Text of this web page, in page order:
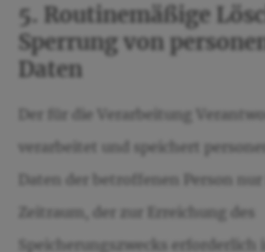
5. Routinemäßige
Sperrung von
Daten
Der für die Verarbeitung
verarbeitet und speichert
Daten der betroffenen Person nur
Zeitraum, der zur Erreichung des
Speicherungszwecks erforderlich